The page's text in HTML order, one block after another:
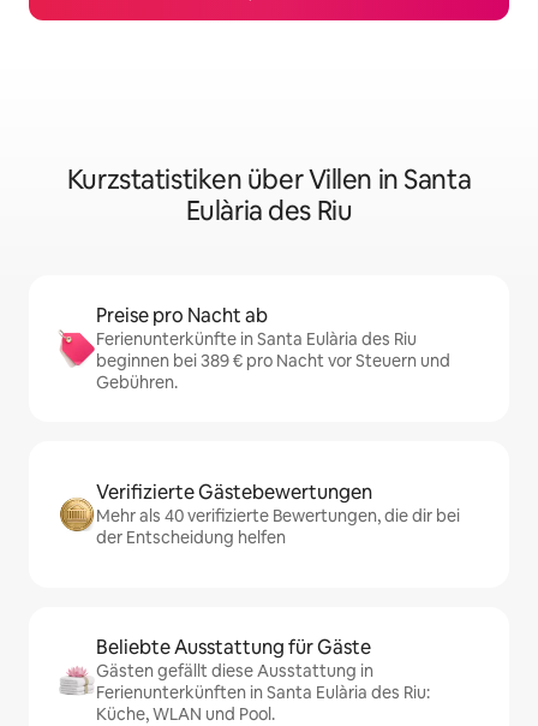
Kurzstatistiken über Villen in Santa
Eulària des Riu
Preise pro Nacht ab
Ferienunterkünfte in Santa Eulària des Riu
beginnen bei 389 € pro Nacht vor Steuern und
Gebühren.
Verifizierte Gästebewertungen
Mehr als 40 verifizierte Bewertungen, die dir bei
der Entscheidung helfen
Beliebte Ausstattung für Gäste
Gästen gefällt diese Ausstattung in
Ferienunterkünften in Santa Eulària des Riu:
Küche, WLAN und Pool.